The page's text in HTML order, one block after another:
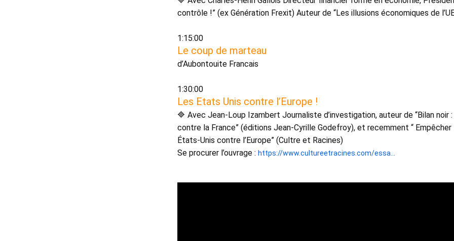
1:15:00
Le coup de marteau
d’Aubontouite Francais
1:30:00
Les Etats Unis contre l’Europe !
🔷 Avec Jean-Loup Izambert Journaliste d’investigation, auteur de “Bilan noir :
contre la France” (éditions Jean-Cyrille Godefroy), et recemment “ Empêcher
États-Unis contre l’Europe” (Cultre et Racines)
Se procurer l’ouvrage : https://www.cultureetracines.com/essa...